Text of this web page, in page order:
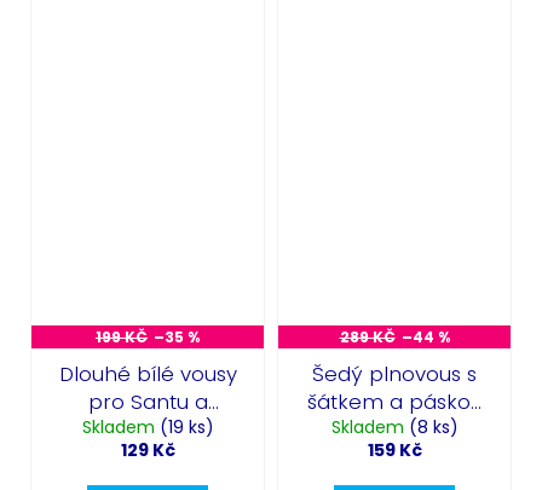
199 KČ –35 %
Dlouhé bílé vousy
pro Santu a
Mikuláše
Skladem (19 ks)
129 Kč
289 KČ –44 %
Šedý plnovous s
šátkem a páskou
přes oko
Skladem (8 ks)
159 Kč